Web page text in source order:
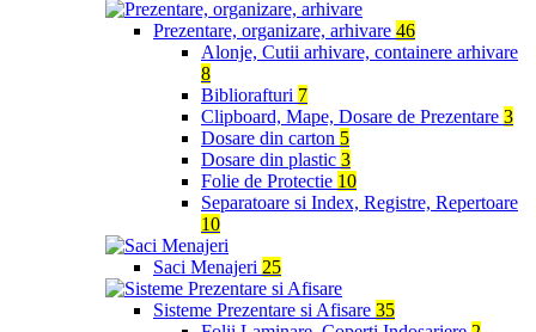
Prezentare, organizare, arhivare 46
Alonje, Cutii arhivare, containere arhivare
8
Bibliorafturi 7
Clipboard, Mape, Dosare de Prezentare 3
Dosare din carton 5
Dosare din plastic 3
Folie de Protectie 10
Separatoare si Index, Registre, Repertoare
10
Saci Menajeri 25
Sisteme Prezentare si Afisare 35